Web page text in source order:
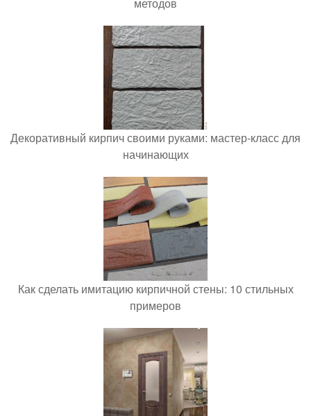
Декоративный кирпич своими руками: мастер-класс для
начинающих
Как сделать имитацию кирпичной стены: 10 стильных
примеров